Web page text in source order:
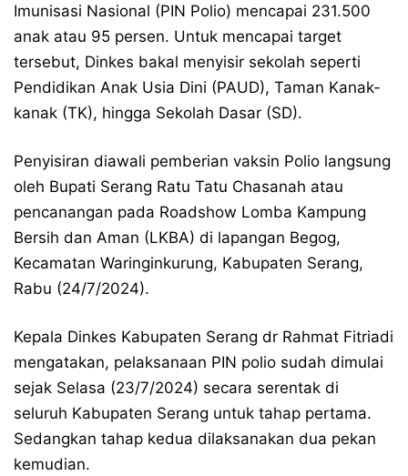
Imunisasi Nasional (PIN Polio) mencapai 231.500
anak atau 95 persen. Untuk mencapai target
tersebut, Dinkes bakal menyisir sekolah seperti
Pendidikan Anak Usia Dini (PAUD), Taman Kanak-
kanak (TK), hingga Sekolah Dasar (SD).
Penyisiran diawali pemberian vaksin Polio langsung
oleh Bupati Serang Ratu Tatu Chasanah atau
pencanangan pada Roadshow Lomba Kampung
Bersih dan Aman (LKBA) di lapangan Begog,
Kecamatan Waringinkurung, Kabupaten Serang,
Rabu (24/7/2024).
Kepala Dinkes Kabupaten Serang dr Rahmat Fitriadi
mengatakan, pelaksanaan PIN polio sudah dimulai
sejak Selasa (23/7/2024) secara serentak di
seluruh Kabupaten Serang untuk tahap pertama.
Sedangkan tahap kedua dilaksanakan dua pekan
kemudian.